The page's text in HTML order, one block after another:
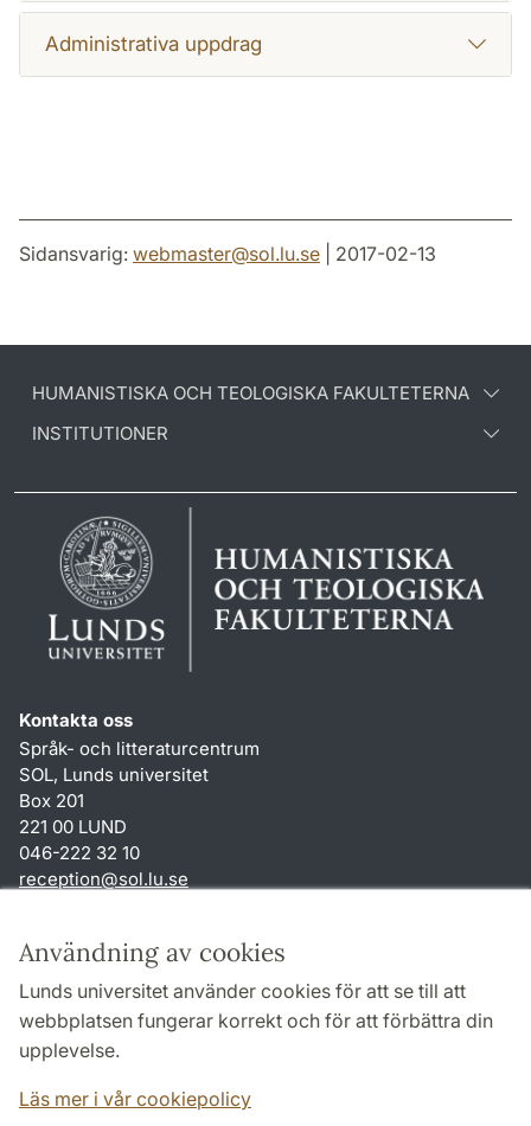
Användning av cookies
Lunds universitet använder cookies för att se till att
webbplatsen fungerar korrekt och för att förbättra din
upplevelse.
Läs mer i vår cookiepolicy
Administrativa uppdrag
Sidansvarig: webmaster@sol.lu.se | 2017-02-13
HUMANISTISKA OCH TEOLOGISKA FAKULTETERNA
INSTITUTIONER
Kontakta oss
Språk- och litteraturcentrum
SOL, Lunds universitet
Box 201
221 00 LUND
046-222 32 10
reception@sol.lu.se
Genvägar
Om webbplatsen och cookies
Behandling av personuppgifter
Tillgänglighetsredogörelse